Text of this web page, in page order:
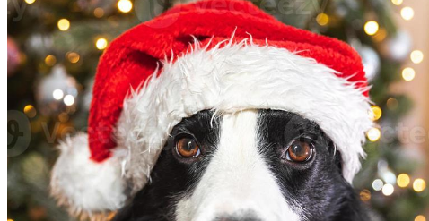
Motion graphics
Immagini Editoriali
Eventi Editoriali